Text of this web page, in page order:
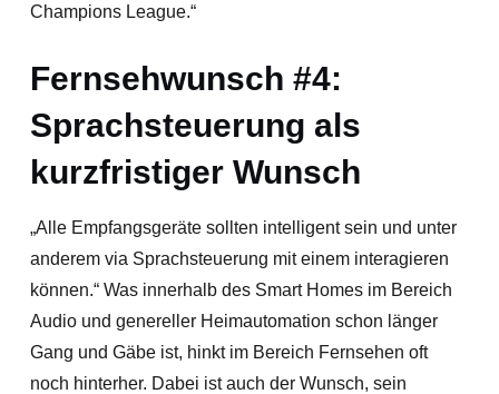
Champions League.“
Fernsehwunsch #4:
Sprachsteuerung als
kurzfristiger Wunsch
„Alle Empfangsgeräte sollten intelligent sein und unter
anderem via Sprachsteuerung mit einem interagieren
können.“ Was innerhalb des Smart Homes im Bereich
Audio und genereller Heimautomation schon länger
Gang und Gäbe ist, hinkt im Bereich Fernsehen oft
noch hinterher. Dabei ist auch der Wunsch, sein